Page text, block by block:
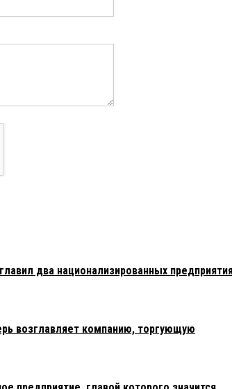
два национализированных
возглавляет компанию, торгующую